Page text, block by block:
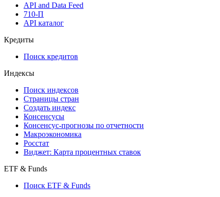
API and Data Feed
710-П
API каталог
Кредиты
Поиск кредитов
Индексы
Поиск индексов
Страницы стран
Создать индекс
Консенсусы
Консенсус-прогнозы по отчетности
Макроэкономика
Росстат
Виджет: Карта процентных ставок
ETF & Funds
Поиск ETF & Funds